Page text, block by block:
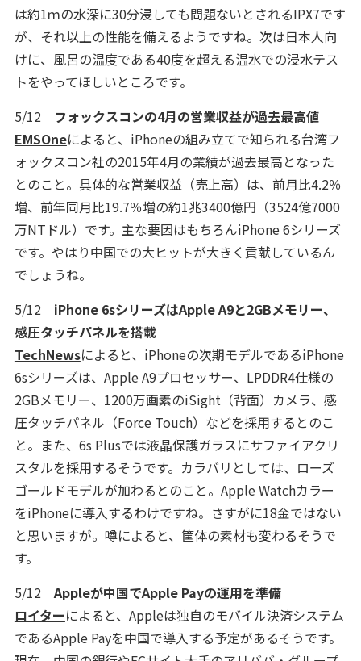
は約1ｍの水深に30分浸しても問題ないとされるIPX7です
が、それ以上の性能を備えるようですね。次は日本人向
けに、風呂の温度である40度を超える温水での浸水テス
トをやってほしいところです。
5/12 フォックスコンの4月の営業収益が過去最高値
EMSOneによると、iPhoneの組み立てで知られる台湾フ
ォックスコン社の2015年4月の業績が過去最高となった
とのこと。具体的な営業収益（売上高）は、前月比4.2％
増、前年同月比19.7％増の約1兆3400億円（3524億7000
万NTドル）です。主な要因はもちろんiPhone 6シリーズ
です。やはり中国での大ヒットが大きく貢献しているん
でしょうね。
5/12 iPhone 6sシリーズはApple A9と2GBメモリー、
感圧タッチパネルを搭載
TechNewsによると、iPhoneの次期モデルであるiPhone
6sシリーズは、Apple A9プロセッサー、LPDDR4仕様の
2GBメモリー、1200万画素のiSight（背面）カメラ、感
圧タッチパネル（Force Touch）などを採用するとのこ
と。また、6s Plusでは液晶保護ガラスにサファイアクリ
スタルを採用するそうです。カラバリとしては、ローズ
ゴールドモデルが加わるとのこと。Apple Watchカラー
をiPhoneに導入するわけですね。さすがに18金ではない
と思いますが。噂によると、筐体の素材も変わるそうで
す。
5/12Appleが中国でApple Payの運用を準備
ロイターによると、Appleは独自のモバイル決済システム
であるApple Payを中国で導入する予定があるそうです。